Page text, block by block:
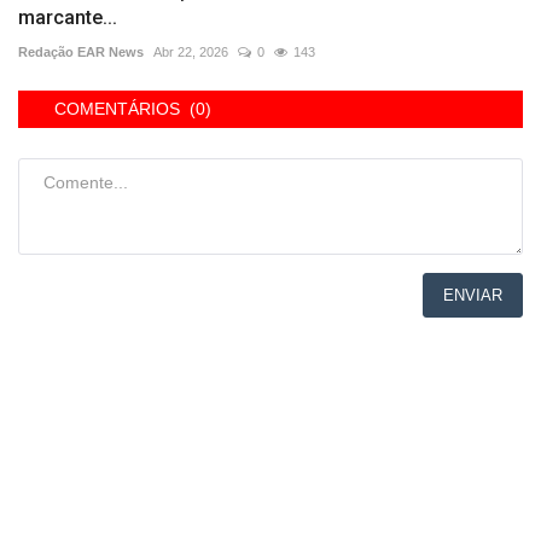
marcante...
Redação EAR News Abr 22, 2026 0 143
COMENTÁRIOS (0)
ENVIAR